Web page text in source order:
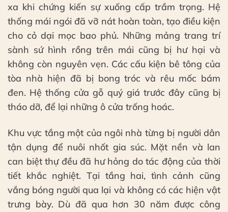
xa khi chứng kiến sự xuống cấp trầm trọng. Hệ
thống mái ngói đã vỡ nát hoàn toàn, tạo điều kiện
cho cỏ dại mọc bao phủ. Những mảng trang trí
sành sứ hình rồng trên mái cũng bị hư hại và
không còn nguyên vẹn. Các cấu kiện bê tông của
tòa nhà hiện đã bị bong tróc và rêu mốc bám
đen. Hệ thống cửa gỗ quý giá trước đây cũng bị
tháo dỡ, để lại những ô cửa trống hoác.
Khu vực tầng một của ngôi nhà từng bị người dân
tận dụng để nuôi nhốt gia súc. Mặt nền và lan
can biệt thự đều đã hư hỏng do tác động của thời
tiết khắc nghiệt. Tại tầng hai, tình cảnh cũng
vắng bóng người qua lại và không có các hiện vật
trưng bày. Dù đã qua hơn 30 năm được công